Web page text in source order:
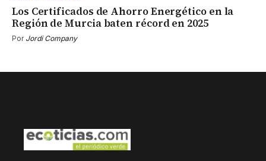
Los Certificados de Ahorro Energético en la
Región de Murcia baten récord en 2025
Por Jordi Company